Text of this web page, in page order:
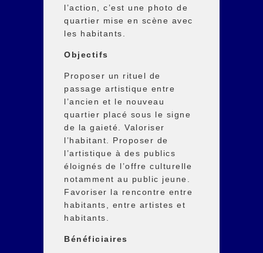
l’action, c’est une photo de
quartier mise en scène avec
les habitants.
Objectifs
Proposer un rituel de
passage artistique entre
l’ancien et le nouveau
quartier placé sous le signe
de la gaieté. Valoriser
l’habitant. Proposer de
l’artistique à des publics
éloignés de l’offre culturelle
notamment au public jeune.
Favoriser la rencontre entre
habitants, entre artistes et
habitants.
Bénéficiaires